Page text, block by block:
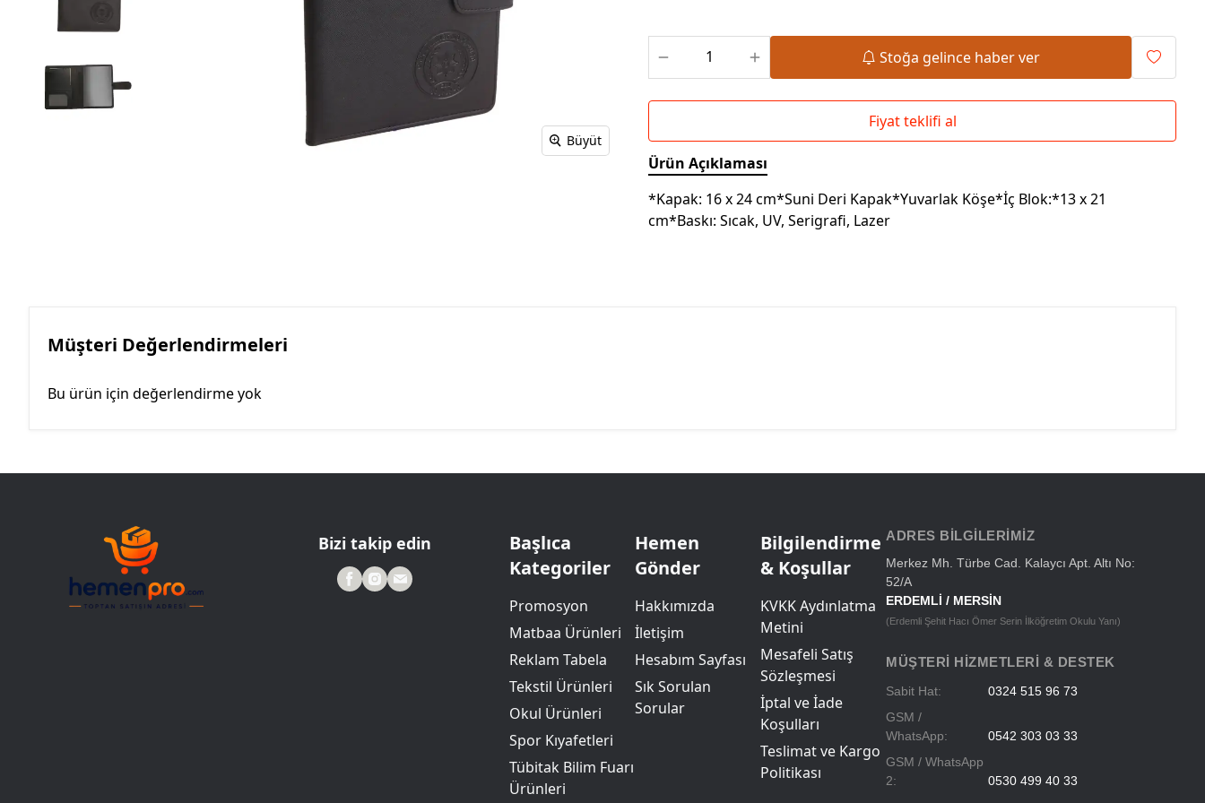
Roller Kalemler
Scrikss Kalemler
Powerbank Defter
Wireless Masa Lambası
Baskılı Masa Örtüsü
Büyüt
Stoğa gelince haber ver
Fiyat teklifi al
Ürün Açıklaması
*Kapak: 16 x 24 cm*Suni Deri Kapak*Yuvarlak Köşe*İç Blok:*13 x 21
cm*Baskı: Sıcak, UV, Serigrafi, Lazer
Müşteri Değerlendirmeleri
Bu ürün için değerlendirme yok
Bizi takip edin
Başlıca
Kategoriler
Promosyon
Matbaa Ürünleri
Reklam Tabela
Tekstil Ürünleri
Okul Ürünleri
Spor Kıyafetleri
Tübitak Bilim Fuarı
Ürünleri
Hemen
Gönder
Hakkımızda
İletişim
Hesabım Sayfası
Sık Sorulan
Sorular
Bilgilendirme
& Koşullar
KVKK Aydınlatma
Metini
Mesafeli Satış
Sözleşmesi
İptal ve İade
Koşulları
Teslimat ve Kargo
Politikası
ADRES BILGILERIMIZ
Merkez Mh. Türbe Cad. Kalaycı Apt. Altı No:
52/A
ERDEMLİ / MERSİN
(Erdemli Şehit Hacı Ömer Serin İlköğretim Okulu Yanı)
MÜŞTERI HIZMETLERI & DESTEK
Sabit Hat:
0324 515 96 73
GSM /
WhatsApp:
0542 303 03 33
GSM / WhatsApp
2:
0530 499 40 33